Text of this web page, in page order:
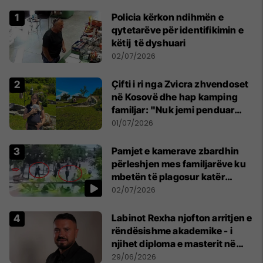
Policia kërkon ndihmën e
qytetarëve për identifikimin e
këtij të dyshuari
02/07/2026
Çifti i ri nga Zvicra zhvendoset
në Kosovë dhe hap kamping
familjar: "Nuk jemi penduar
asnjë ditë"
01/07/2026
Pamjet e kamerave zbardhin
përleshjen mes familjarëve ku
mbetën të plagosur katër
persona
02/07/2026
Labinot Rexha njofton arritjen e
rëndësishme akademike - i
njihet diploma e masterit në
Psikologji në Zvicër
29/06/2026